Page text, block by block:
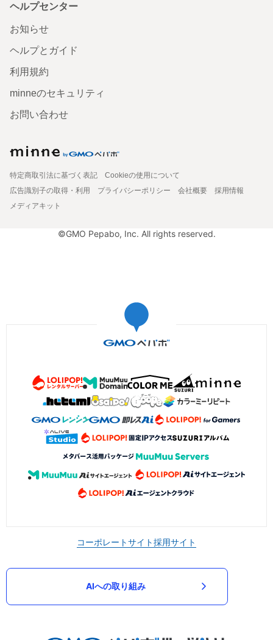
ヘルプセンター
お知らせ
ヘルプとガイド
利用規約
minneのセキュリティ
お問い合わせ
特定商取引法に基づく表記
Cookieの使用について
広告識別子の取得・利用
プライバシーポリシー 会社概要
採用情報
メディアキット
©GMO Pepabo, Inc. All rights reserved.
コーポレートサイト採用サイト
AIへの取り組み